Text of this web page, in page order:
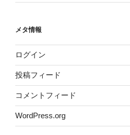
メタ情報
ログイン
投稿フィード
コメントフィード
WordPress.org